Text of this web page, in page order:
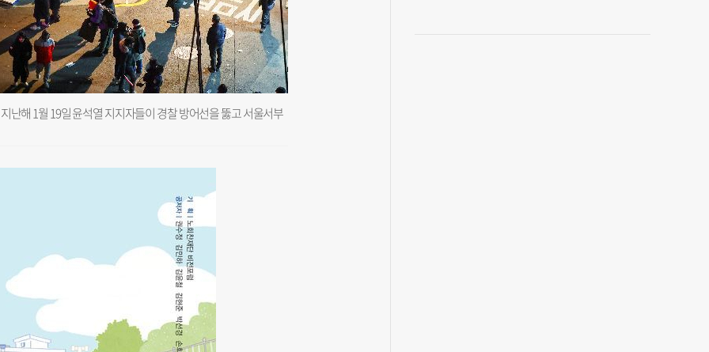
난해 1월 19일 윤석열 지지자들이 경찰 방어선을 뚫고 서울서부